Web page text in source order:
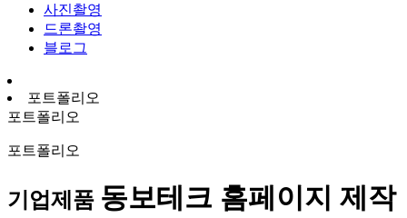
사진촬영
드론촬영
블로그
포트폴리오
포트폴리오
포트폴리오
기업제품 동보테크 홈페이지 제작